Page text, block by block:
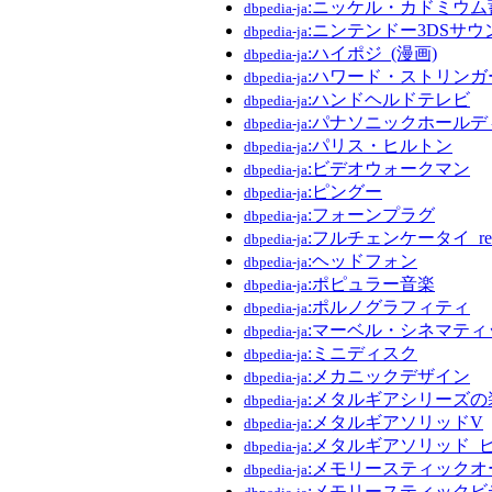
dbpedia-ja:ニッケル・カドミウム
dbpedia-ja:ニンテンドー3DSサウ
dbpedia-ja:ハイポジ_(漫画)
dbpedia-ja:ハワード・ストリンガ
dbpedia-ja:ハンドヘルドテレビ
dbpedia-ja:パナソニックホール
dbpedia-ja:パリス・ヒルトン
dbpedia-ja:ビデオウォークマン
dbpedia-ja:ピングー
dbpedia-ja:フォーンプラグ
dbpedia-ja:フルチェンケータイ_re
dbpedia-ja:ヘッドフォン
dbpedia-ja:ポピュラー音楽
dbpedia-ja:ポルノグラフィティ
dbpedia-ja:マーベル・シネマテ
dbpedia-ja:ミニディスク
dbpedia-ja:メカニックデザイン
dbpedia-ja:メタルギアシリーズ
dbpedia-ja:メタルギアソリッドV
dbpedia-ja:メタルギアソリッド_
dbpedia-ja:メモリースティック